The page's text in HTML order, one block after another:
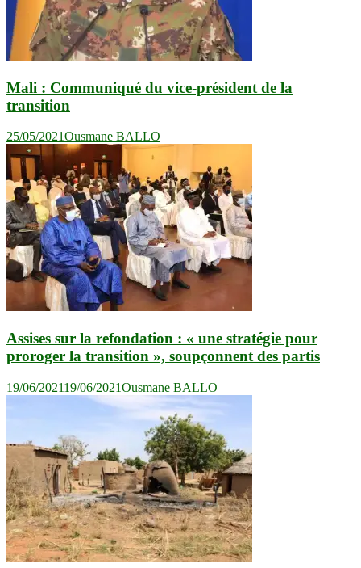
Mali : Communiqué du vice-président de la
transition
25/05/2021Ousmane BALLO
Assises sur la refondation : « une stratégie pour
proroger la transition », soupçonnent des partis
19/06/202119/06/2021Ousmane BALLO